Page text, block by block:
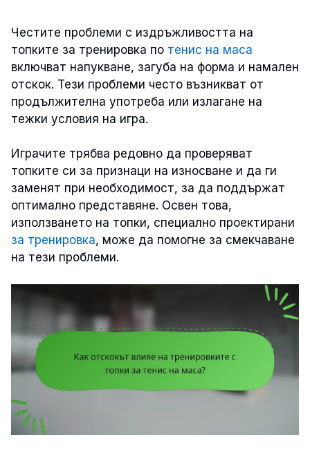
Честите проблеми с издръжливостта на
топките за тренировка по тенис на маса
включват напукване, загуба на форма и намален
отскок. Тези проблеми често възникват от
продължителна употреба или излагане на
тежки условия на игра.
Играчите трябва редовно да проверяват
топките си за признаци на износване и да ги
заменят при необходимост, за да поддържат
оптимално представяне. Освен това,
използването на топки, специално проектирани
за тренировка, може да помогне за смекчаване
на тези проблеми.